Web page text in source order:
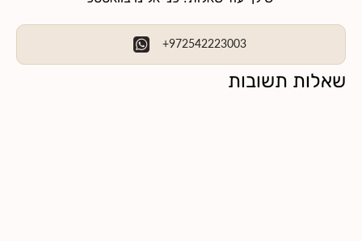
+972542223003
שאלות תשובות